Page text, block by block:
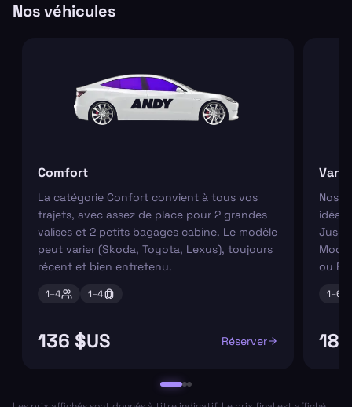
Nos véhicules
Comfort
La catégorie Confort convient à tous vos
trajets, avec assez de place pour 2 grandes
valises et 2 petits bagages cabine. Le modèle
peut varier (Skoda, Toyota, Lexus), toujours
récent et bien entretenu.
1–4 1–4
136 $US Réserver
Van
Nos
ou
1–6